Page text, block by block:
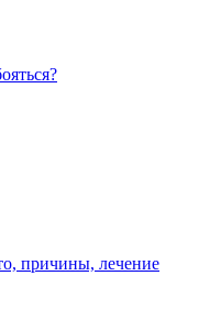
причины, лечение